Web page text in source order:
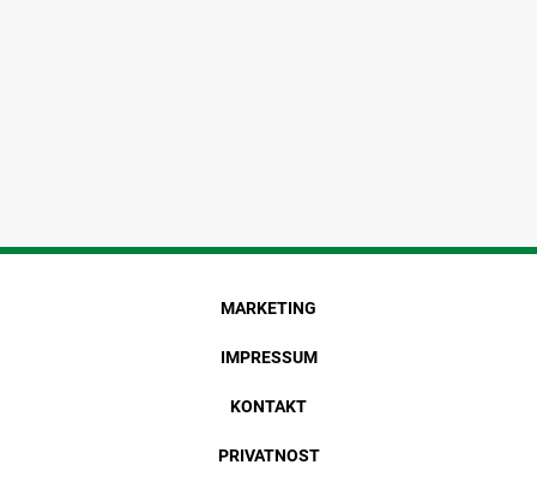
MARKETING
IMPRESSUM
KONTAKT
PRIVATNOST